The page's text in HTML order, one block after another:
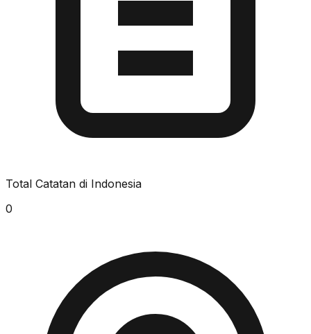
Total Catatan di Indonesia
0